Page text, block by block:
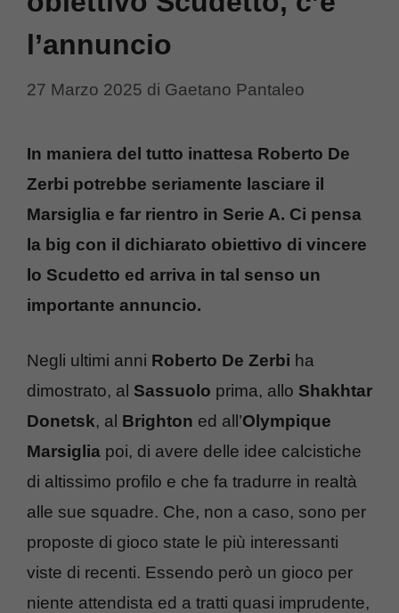
l’annuncio
27 Marzo 2025 di Gaetano Pantaleo
In maniera del tutto inattesa Roberto De
Zerbi potrebbe seriamente lasciare il
Marsiglia e far rientro in Serie A. Ci pensa
la big con il dichiarato obiettivo di vincere
lo Scudetto ed arriva in tal senso un
importante annuncio.
Negli ultimi anni Roberto De Zerbi ha
dimostrato, al Sassuolo prima, allo Shakhtar
Donetsk, al Brighton ed all’Olympique
Marsiglia poi, di avere delle idee calcistiche
di altissimo profilo e che fa tradurre in realtà
alle sue squadre. Che, non a caso, sono per
proposte di gioco state le più interessanti
viste di recenti. Essendo però un gioco per
niente attendista ed a tratti quasi imprudente,